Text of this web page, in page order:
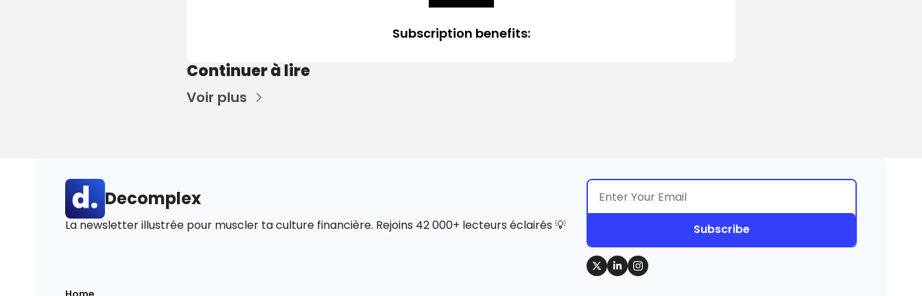
Subscription benefits:
Continuer à lire
Voir plus
Decomplex
La newsletter illustrée pour muscler ta culture financière. Rejoins 42 000+ lecteurs éclairés 💡 Subscribe